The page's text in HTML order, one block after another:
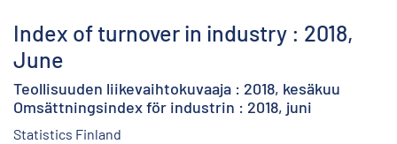
Index of turnover in industry : 2018,
June
Teollisuuden liikevaihtokuvaaja : 2018, kesäkuu
Omsättningsindex för industrin : 2018, juni
Statistics Finland